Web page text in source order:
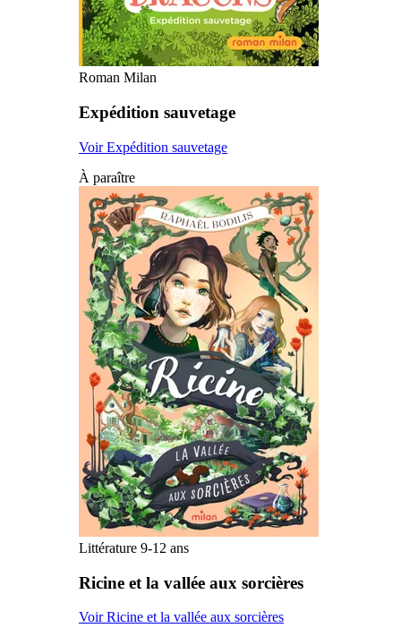
Roman Milan
Expédition sauvetage
Voir Expédition sauvetage
À paraître
Littérature 9-12 ans
Ricine et la vallée aux sorcières
Voir Ricine et la vallée aux sorcières